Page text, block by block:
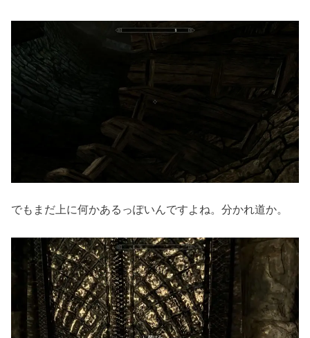
でもまだ上に何かあるっぽいんですよね。分かれ道か。